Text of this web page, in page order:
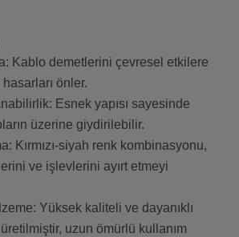
Kablo demetlerini çevresel etkilere
hasarları önler.
Esnek yapısı sayesinde
üzerine giydirilebilir.
Kırmızı-siyah renk kombinasyonu,
ve işlevlerini ayırt etmeyi
Yüksek kaliteli ve dayanıklı
uzun ömürlü kullanım